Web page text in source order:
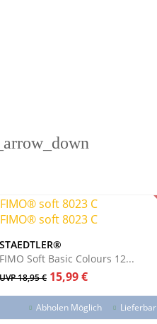
STAEDTLER®
FIMO Soft Basic Colours 12...
Verkaufspreis
UVP 18,95 € Preis
15,99 €
%
Abholen Möglich Lieferbar